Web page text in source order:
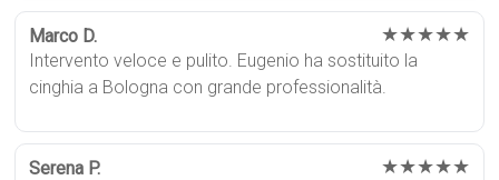
Marco D. ★★★★★
Intervento veloce e pulito. Eugenio ha sostituito la
cinghia a Bologna con grande professionalità.
Serena P. ★★★★★